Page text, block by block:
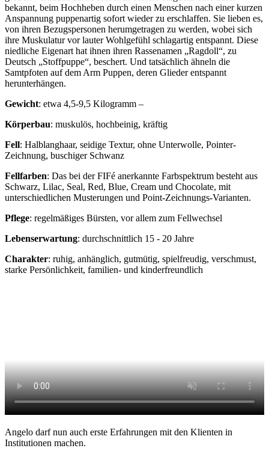
bekannt, beim Hochheben durch einen Menschen nach einer kurzen
Anspannung puppenartig sofort wieder zu erschlaffen. Sie lieben es,
von ihren Bezugspersonen herumgetragen zu werden, wobei sich
ihre Muskulatur vor lauter Wohlgefühl schlagartig entspannt. Diese
niedliche Eigenart hat ihnen ihren Rassenamen „Ragdoll“, zu
Deutsch „Stoffpuppe“, beschert. Und tatsächlich ähneln die
Samtpfoten auf dem Arm Puppen, deren Glieder entspannt
herunterhängen.
Gewicht: etwa 4,5-9,5 Kilogramm –
Körperbau: muskulös, hochbeinig, kräftig
Fell: Halblanghaar, seidige Textur, ohne Unterwolle, Pointer-
Zeichnung, buschiger Schwanz
Fellfarben: Das bei der FIFé anerkannte Farbspektrum besteht aus
Schwarz, Lilac, Seal, Red, Blue, Cream und Chocolate, mit
unterschiedlichen Musterungen und Point-Zeichnungs-Varianten.
Pflege: regelmäßiges Bürsten, vor allem zum Fellwechsel
Lebenserwartung: durchschnittlich 15 - 20 Jahre
Charakter: ruhig, anhänglich, gutmütig, spielfreudig, verschmust,
starke Persönlichkeit, familien- und kinderfreundlich
Angelo darf nun auch erste Erfahrungen mit den Klienten in
Institutionen machen.